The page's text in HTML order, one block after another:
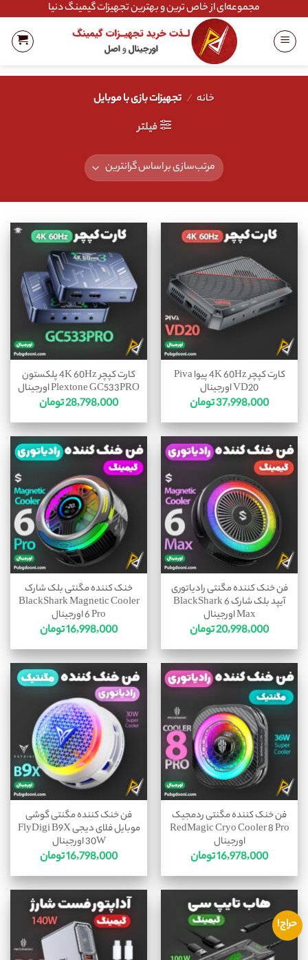
content
مجموعه‌ای از خاص ترین و بهترین تجهیزات گیمینگ دنیا
خانه / تجهیزات بازی با موبایل
فیلتر
کارت کپچر 4K 60Hz پیوا Piva
VD20 اورجینال
37,998,000تومان
کارت کپچر 4K 60Hz پلکستون
Plextone GC533PRO اورجینال
28,798,000تومان
فن خنک کننده مگنتی رادیاتوری
آیپد بلک شارک BlackShark 6
Max اورجینال
20,998,000تومان
خنک کننده مگنتی بلک شارک
BlackShark Magnetic Cooler
6 Pro اورجینال
16,998,000تومان
فن خنک کننده مگنتی ردمجیک
RedMagic Cryo Cooler 8 Pro
اورجینال
16,978,000تومان
فن خنک کننده مگنتی گوشی
موبایل فلای دیجی FlyDigi B9X
30W اورجینال
16,798,000تومان
حراج!